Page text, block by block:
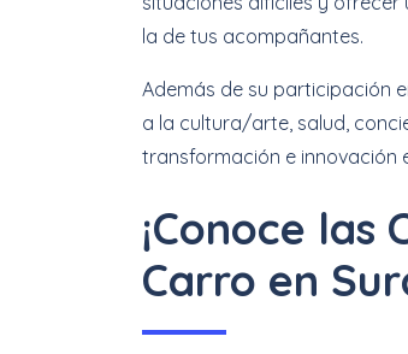
la de tus acompañantes.
Además de su participación
a la cultura/arte, salud,
transformación e innovación
¡Conoce
Carro en